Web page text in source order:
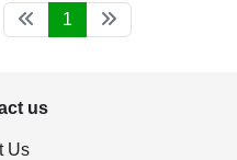
1
us
Us